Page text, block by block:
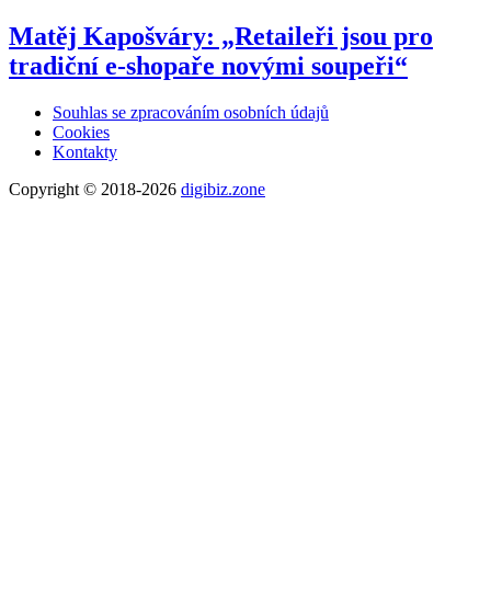
Matěj Kapošváry: „Retaileři jsou pro
tradiční e-shopaře novými soupeři“
Souhlas se zpracováním osobních údajů
Cookies
Kontakty
Copyright © 2018-2026 digibiz.zone